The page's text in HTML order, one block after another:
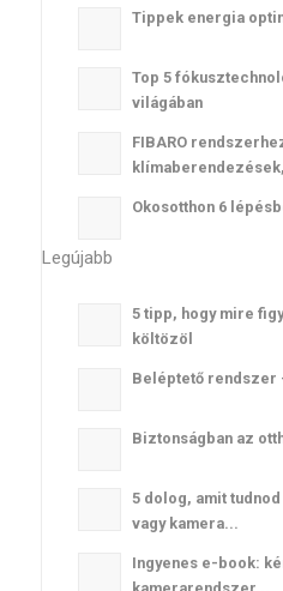
Tippek energia
Top 5
világában
FIBARO
Okosotthon 6
Legújabb
5 tipp, hogy mire
költözöl
Beléptető rendszer
Biztonságban az
5 dolog, amit
vagy kamera...
Ingyenes e-book:
kamerarendszer...